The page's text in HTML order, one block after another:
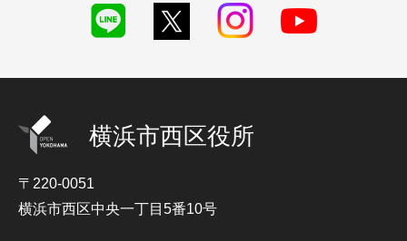
横浜市西区役所
〒220-0051
横浜市西区中央一丁目5番10号